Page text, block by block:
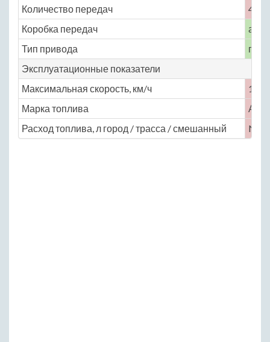
Количество передач
4
Коробка передач
Тип привода
Эксплуатационные показатели
Максимальная скорость, км/ч
190
Марка топлива
АИ-
Расход топлива, л город / трасса / смешанный
No